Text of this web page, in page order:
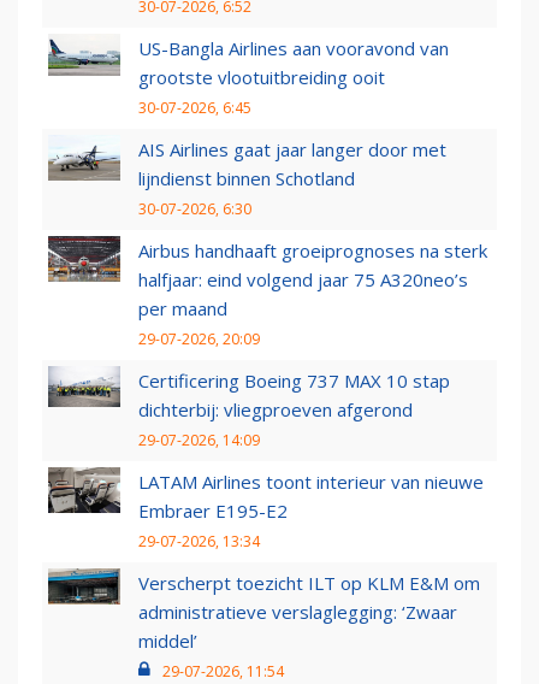
30-07-2026, 6:52
US-Bangla Airlines aan vooravond van
grootste vlootuitbreiding ooit
30-07-2026, 6:45
AIS Airlines gaat jaar langer door met
lijndienst binnen Schotland
30-07-2026, 6:30
Airbus handhaaft groeiprognoses na sterk
halfjaar: eind volgend jaar 75 A320neo’s
per maand
29-07-2026, 20:09
Certificering Boeing 737 MAX 10 stap
dichterbij: vliegproeven afgerond
29-07-2026, 14:09
LATAM Airlines toont interieur van nieuwe
Embraer E195-E2
29-07-2026, 13:34
Verscherpt toezicht ILT op KLM E&M om
administratieve verslaglegging: ‘Zwaar
middel’
29-07-2026, 11:54